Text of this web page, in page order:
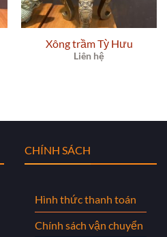
Xông trầm Tỳ Hưu
Liên hệ
CHÍNH SÁCH
Hình thức thanh toán
Chính sách vận chuyển